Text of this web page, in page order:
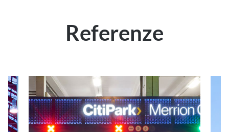
Referenze